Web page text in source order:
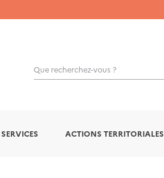
Que recherchez-vous ?
SERVICES ACTIONS TERRITORIALES